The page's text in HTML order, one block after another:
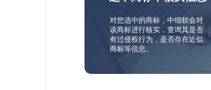
对您选中的商标，中细软会对
该商标进行核实，查询其是否
有过侵权行为，是否存在近似
商标等信息。